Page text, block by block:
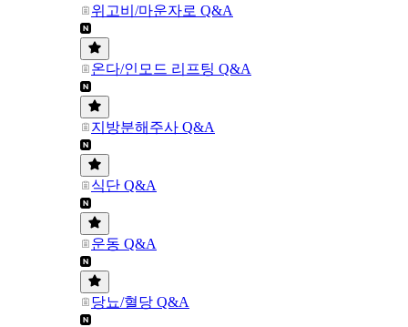
위고비/마운자로 Q&A
온다/인모드 리프팅 Q&A
지방분해주사 Q&A
식단 Q&A
운동 Q&A
당뇨/혈당 Q&A